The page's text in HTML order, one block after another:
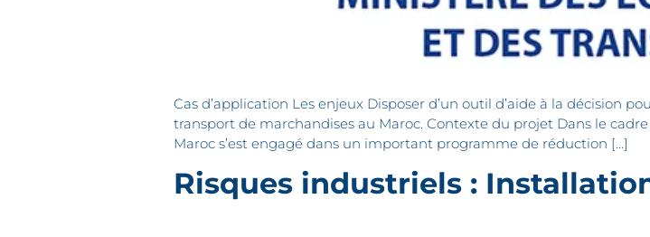
Cas d’application Les enjeux Disposer d’un outil d’aide à la décision
transport de marchandises au Maroc. Contexte du projet Dans le
Maroc s’est engagé dans un important programme de réduction […]
Risques industriels :